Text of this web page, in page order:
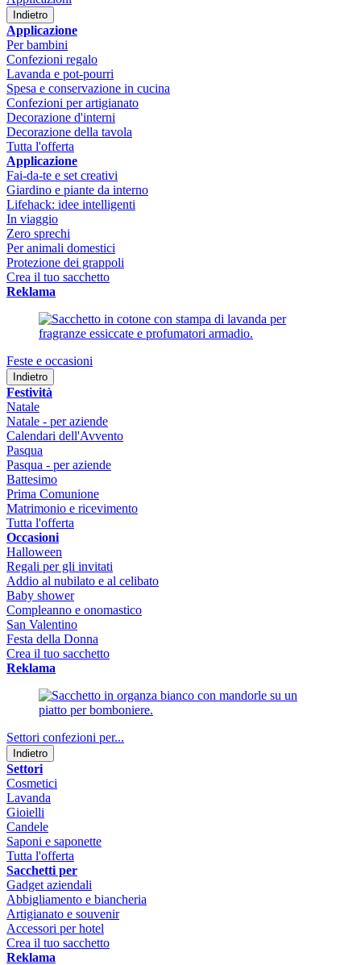
Indietro
Applicazione
Per bambini
Confezioni regalo
Lavanda e pot-pourri
Spesa e conservazione in cucina
Confezioni per artigianato
Decorazione d'interni
Decorazione della tavola
Tutta l'offerta
Applicazione
Fai-da-te e set creativi
Giardino e piante da interno
Lifehack: idee intelligenti
In viaggio
Zero sprechi
Per animali domestici
Protezione dei grappoli
Crea il tuo sacchetto
Reklama
Feste e occasioni
Indietro
Festività
Natale
Natale - per aziende
Calendari dell'Avvento
Pasqua
Pasqua - per aziende
Battesimo
Prima Comunione
Matrimonio e ricevimento
Tutta l'offerta
Occasioni
Halloween
Regali per gli invitati
Addio al nubilato e al celibato
Baby shower
Compleanno e onomastico
San Valentino
Festa della Donna
Crea il tuo sacchetto
Reklama
Settori confezioni per...
Indietro
Settori
Cosmetici
Lavanda
Gioielli
Candele
Saponi e saponette
Tutta l'offerta
Sacchetti per
Gadget aziendali
Abbigliamento e biancheria
Artigianato e souvenir
Accessori per hotel
Crea il tuo sacchetto
Reklama